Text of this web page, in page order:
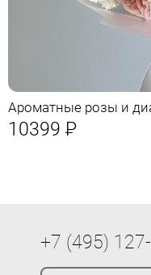
Ароматные розы и
10399 Р
+7 (495)